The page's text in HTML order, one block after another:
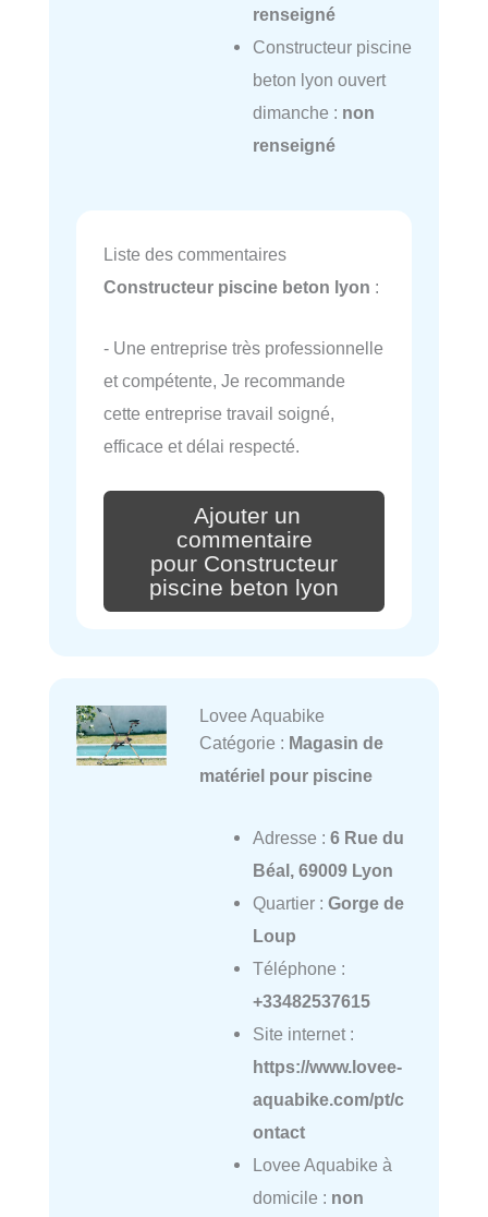
renseigné
Constructeur piscine
beton lyon ouvert
dimanche : non
renseigné
Liste des commentaires
Constructeur piscine beton lyon :
- Une entreprise très professionnelle
et compétente, Je recommande
cette entreprise travail soigné,
efficace et délai respecté.
Ajouter un
commentaire
pour Constructeur
piscine beton lyon
Lovee Aquabike
Catégorie : Magasin de
matériel pour piscine
Adresse : 6 Rue du
Béal, 69009 Lyon
Quartier : Gorge de
Loup
Téléphone :
+33482537615
Site internet :
https://www.lovee-
aquabike.com/pt/c
ontact
Lovee Aquabike à
domicile : non